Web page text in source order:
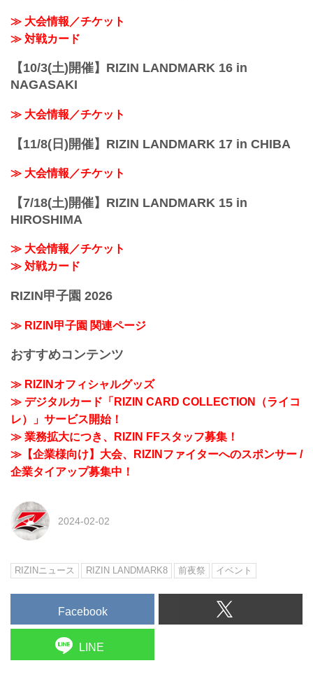
≫ 大会情報／チケット
≫ 対戦カード
【10/3(土)開催】RIZIN LANDMARK 16 in
NAGASAKI
≫ 大会情報／チケット
【11/8(日)開催】RIZIN LANDMARK 17 in CHIBA
≫ 大会情報／チケット
【7/18(土)開催】RIZIN LANDMARK 15 in
HIROSHIMA
≫ 大会情報／チケット
≫ 対戦カード
RIZIN甲子園 2026
≫ RIZIN甲子園 関連ページ
おすすめコンテンツ
≫ RIZINオフィシャルグッズ
≫ デジタルカード「RIZIN CARD COLLECTION（ライコ
レ）」サービス開始！
≫ 業務拡大につき、RIZIN FFスタッフ募集！
≫【企業様向け】大会、RIZINファイターへのスポンサー /
企業タイアップ募集中！
2024-02-02
RIZINニュース RIZIN LANDMARK8 前夜祭 イベント
Facebook
LINE